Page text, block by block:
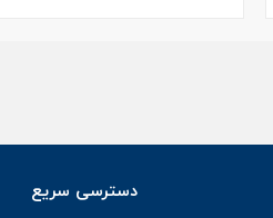
دسترسی سریع